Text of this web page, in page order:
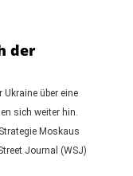
der
über eine
sich weiter hin.
Moskaus
Journal (WSJ)